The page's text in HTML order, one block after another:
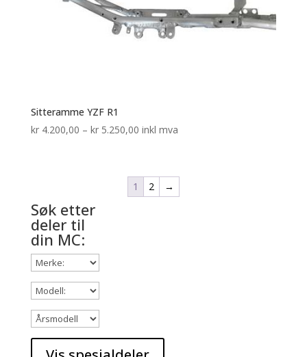
Sitteramme YZF R1
kr4.200,00 – kr5.250,00Prisområde:
kr 5.250,00
inkl mva
1 2 →
Søk etter
deler til
din MC: